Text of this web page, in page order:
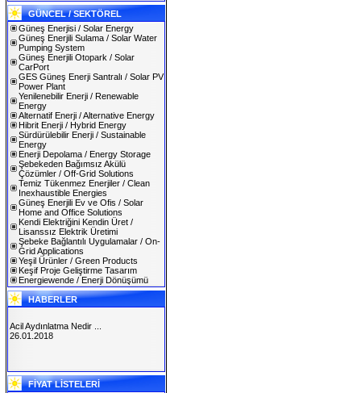
GÜNCEL / SEKTÖREL
Güneş Enerjisi / Solar Energy
Güneş Enerjili Sulama / Solar Water
Pumping System
Güneş Enerjili Otopark / Solar
CarPort
GES Güneş Enerji Santralı / Solar PV
Power Plant
Yenilenebilir Enerji / Renewable
Energy
Alternatif Enerji / Alternative Energy
Hibrit Enerji / Hybrid Energy
Sürdürülebilir Enerji / Sustainable
Energy
Enerji Depolama / Energy Storage
Şebekeden Bağımsız Akülü
Çözümler / Off-Grid Solutions
Temiz Tükenmez Enerjiler / Clean
Inexhaustible Energies
Güneş Enerjili Ev ve Ofis / Solar
Home and Office Solutions
Kendi Elektriğini Kendin Üret /
Lisanssız Elektrik Üretimi
Şebeke Bağlantılı Uygulamalar / On-
Grid Applications
Yeşil Ürünler / Green Products
Keşif Proje Geliştirme Tasarım
Energiewende / Enerji Dönüşümü
HABERLER
SOLAREX ISTANBUL 2019
30.01.2019
Acil Aydınlatma Nedir ...
26.01.2018
FİYAT LİSTELERİ